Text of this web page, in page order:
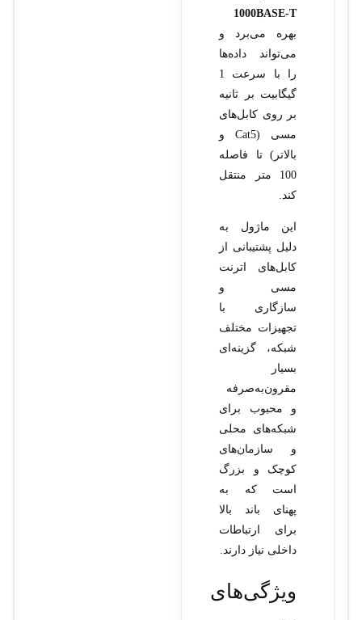
1000BASE-T
بهره می‌برد و
می‌تواند داده‌ها
را با سرعت 1
گیگابیت بر ثانیه
بر روی کابل‌های
مسی (Cat5 و
بالاتر) تا فاصله
100 متر منتقل
کند.
این ماژول به
دلیل پشتیبانی از
کابل‌های اترنت
مسی و
سازگاری با
تجهیزات مختلف
شبکه، گزینه‌ای
بسیار
مقرون‌به‌صرفه
و محبوب برای
شبکه‌های محلی
و سازمان‌های
کوچک و بزرگ
است که به
پهنای باند بالا
برای ارتباطات
داخلی نیاز دارند.
ویژگی‌های